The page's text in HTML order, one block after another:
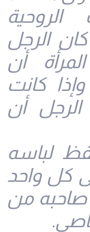
الروحية
الرجل
أن
كانت
أن
لباسه
كل واحد
من